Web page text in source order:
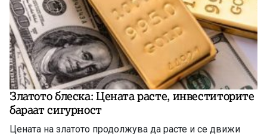
Златото блеска: Цената расте, инвеститорите
бараат сигурност
Цената на златото продолжува да расте и се движи